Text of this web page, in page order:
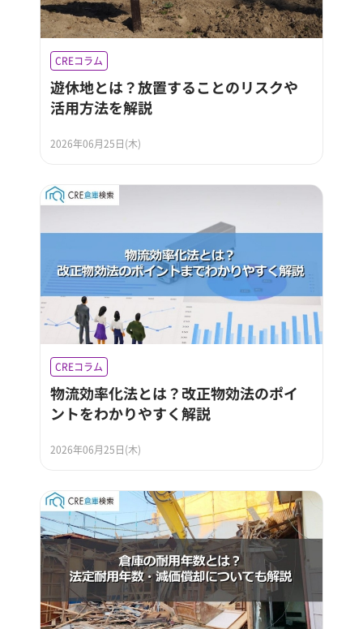
CREコラム
遊休地とは？放置することのリスクや
活用方法を解説
2026年06月25日(木)
CREコラム
物流効率化法とは？改正物効法のポイ
ントをわかりやすく解説
2026年06月25日(木)